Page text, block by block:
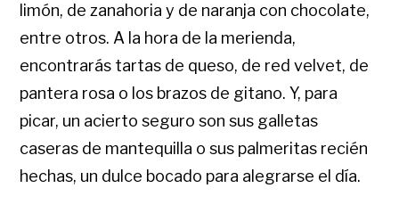
limón, de zanahoria y de naranja con chocolate,
entre otros. A la hora de la merienda,
encontrarás tartas de queso, de red velvet, de
pantera rosa o los brazos de gitano. Y, para
picar, un acierto seguro son sus galletas
caseras de mantequilla o sus palmeritas recién
hechas, un dulce bocado para alegrarse el día.